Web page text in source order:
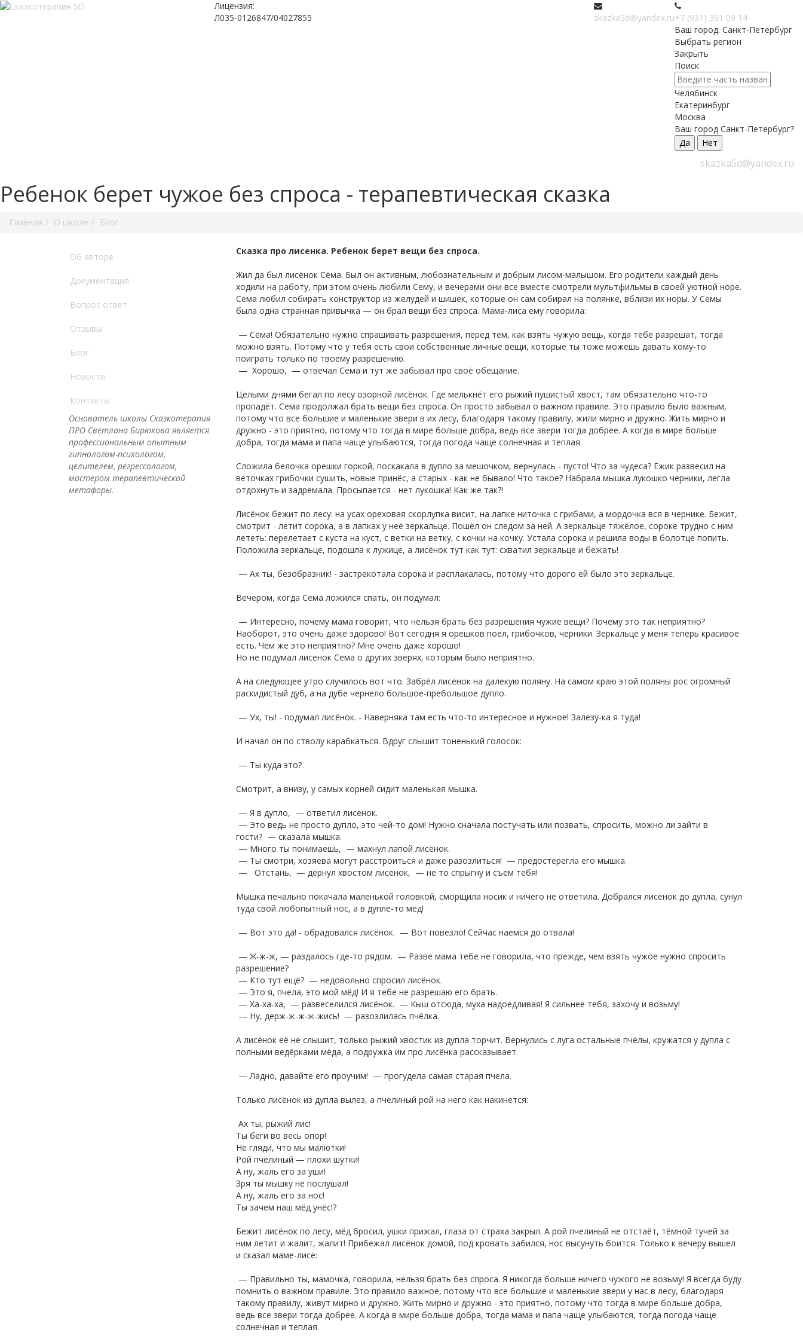
Лицензия:
Л035-0126847/04027855
+7 (931) 391 09 14
Ваш город: Санкт-Петербург
Выбрать регион
Закрыть
Поиск
Челябинск
Екатеринбург
Москва
Ваш город Санкт-Петербург?
Да
Нет
skazka5d@yandex.ru
skazka5d@yandex.ru
Ребенок берет чужое без спроса - терапевтическая сказка
Главная О школе Блог
Об авторе
Документация
Вопрос ответ
Отзывы
Блог
Новости
Контакты
Основатель школы Сказкотерапия
ПРО Светлана Бирюкова является
профессиональным опытным
гипнологом-психологом,
целителем, регрессологом,
мастером терапевтической
метафоры.
Сказка про лисенка. Ребенок берет вещи без спроса.
Жил да был лисёнок Сёма. Был он активным, любознательным и добрым лисом-малышом. Его родители каждый день
ходили на работу, при этом очень любили Сему, и вечерами они все вместе смотрели мультфильмы в своей уютной норе.
Сема любил собирать конструктор из желудей и шишек, которые он сам собирал на полянке, вблизи их норы. У Семы
была одна странная привычка — он брал вещи без спроса. Мама-лиса ему говорила:
— Сёма! Обязательно нужно спрашивать разрешения, перед тем, как взять чужую вещь, когда тебе разрешат, тогда
можно взять. Потому что у тебя есть свои собственные личные вещи, которые ты тоже можешь давать кому-то
поиграть только по твоему разрешению.
— Хорошо, — отвечал Сёма и тут же забывал про своё обещание.
Целыми днями бегал по лесу озорной лисёнок. Где мелькнёт его рыжий пушистый хвост, там обязательно что-то
пропадёт. Сема продолжал брать вещи без спроса. Он просто забывал о важном правиле. Это правило было важным,
потому что все большие и маленькие звери в их лесу, благодаря такому правилу, жили мирно и дружно. Жить мирно и
дружно - это приятно, потому что тогда в мире больше добра, ведь все звери тогда добрее. А когда в мире больше
добра, тогда мама и папа чаще улыбаются, тогда погода чаще солнечная и теплая.
Сложила белочка орешки горкой, поскакала в дупло за мешочком, вернулась - пусто! Что за чудеса? Ежик развесил на
веточках грибочки сушить, новые принёс, а старых - как не бывало! Что такое? Набрала мышка лукошко черники, легла
отдохнуть и задремала. Просыпается - нет лукошка! Как же так?!
Лисёнок бежит по лесу: на усах ореховая скорлупка висит, на лапке ниточка с грибами, а мордочка вся в чернике. Бежит,
смотрит - летит сорока, а в лапках у неё зеркальце. Пошёл он следом за ней. А зеркальце тяжёлое, сороке трудно с ним
лететь: перелетает с куста на куст, с ветки на ветку, с кочки на кочку. Устала сорока и решила воды в болотце попить.
Положила зеркальце, подошла к лужице, а лисёнок тут как тут: схватил зеркальце и бежать!
— Ах ты, безобразник! - застрекотала сорока и расплакалась, потому что дорого ей было это зеркальце.
Вечером, когда Сёма ложился спать, он подумал:
— Интересно, почему мама говорит, что нельзя брать без разрешения чужие вещи? Почему это так неприятно?
Наоборот, это очень даже здорово! Вот сегодня я орешков поел, грибочков, черники. Зеркальце у меня теперь красивое
есть. Чем же это неприятно? Мне очень даже хорошо!
Но не подумал лисенок Сема о других зверях, которым было неприятно.
А на следующее утро случилось вот что. Забрёл лисёнок на далекую поляну. На самом краю этой поляны рос огромный
раскидистый дуб, а на дубе чернело большое-пребольшое дупло.
— Ух, ты! - подумал лисёнок. - Наверняка там есть что-то интересное и нужное! Залезу-ка я туда!
И начал он по стволу карабкаться. Вдруг слышит тоненький голосок:
— Ты куда это?
Смотрит, а внизу, у самых корней сидит маленькая мышка.
— Я в дупло, — ответил лисёнок.
— Это ведь не просто дупло, это чей-то дом! Нужно сначала постучать или позвать, спросить, можно ли зайти в
гости? — сказала мышка.
— Много ты понимаешь, — махнул лапой лисёнок.
— Ты смотри, хозяева могут расстроиться и даже разозлиться! — предостерегла его мышка.
— Отстань, — дёрнул хвостом лисёнок, — не то спрыгну и съем тебя!
Мышка печально покачала маленькой головкой, сморщила носик и ничего не ответила. Добрался лисёнок до дупла, сунул
туда свой любопытный нос, а в дупле-то мёд!
— Вот это да! - обрадовался лисёнок. — Вот повезло! Сейчас наемся до отвала!
— Ж-ж-ж, — раздалось где-то рядом. — Разве мама тебе не говорила, что прежде, чем взять чужое нужно спросить
разрешение?
— Кто тут ещё? — недовольно спросил лисёнок.
— Это я, пчела, это мой мёд! И я тебе не разрешаю его брать.
— Ха-ха-ха, — развеселился лисёнок. — Кыш отсюда, муха надоедливая! Я сильнее тебя, захочу и возьму!
— Ну, держ-ж-ж-ж-жись! — разозлилась пчёлка.
А лисёнок её не слышит, только рыжий хвостик из дупла торчит. Вернулись с луга остальные пчёлы, кружатся у дупла с
полными ведёрками мёда, а подружка им про лисёнка рассказывает.
— Ладно, давайте его проучим! — прогудела самая старая пчела.
Только лисёнок из дупла вылез, а пчелиный рой на него как накинется:
Ах ты, рыжий лис!
Ты беги во весь опор!
Не гляди, что мы малютки!
Рой пчелиный — плохи шутки!
А ну, жаль его за уши!
Зря ты мышку не послушал!
А ну, жаль его за нос!
Ты зачем наш мёд унёс!?
Бежит лисёнок по лесу, мёд бросил, ушки прижал, глаза от страха закрыл. А рой пчелиный не отстаёт, тёмной тучей за
ним летит и жалит, жалит! Прибежал лисёнок домой, под кровать забился, нос высунуть боится. Только к вечеру вышел
и сказал маме-лисе:
— Правильно ты, мамочка, говорила, нельзя брать без спроса. Я никогда больше ничего чужого не возьму! Я всегда буду
помнить о важном правиле. Это правило важное, потому что все большие и маленькие звери у нас в лесу, благодаря
такому правилу, живут мирно и дружно. Жить мирно и дружно - это приятно, потому что тогда в мире больше добра,
ведь все звери тогда добрее. А когда в мире больше добра, тогда мама и папа чаще улыбаются, тогда погода чаще
солнечная и теплая.